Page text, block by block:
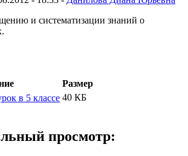
и систематизации знаний о
Размер
в 5 классе 40 КБ
просмотр: